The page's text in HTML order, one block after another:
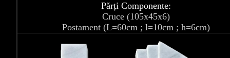
Părți Componente:
Cruce (105x45x6)
Postament (L=60cm ; l=10cm ; h=6cm)